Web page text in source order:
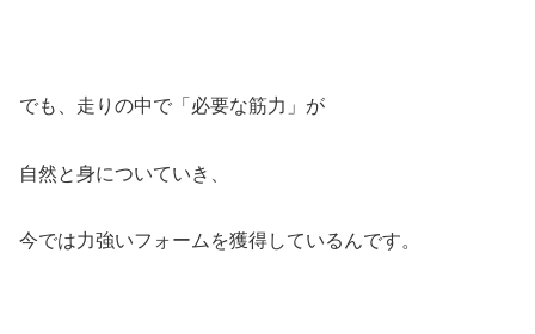
でも、走りの中で「必要な筋力」が
自然と身についていき、
今では力強いフォームを獲得しているんです。